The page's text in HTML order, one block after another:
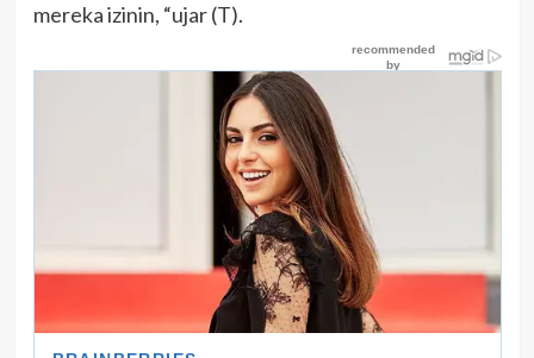
mereka izinin, “ujar (T).